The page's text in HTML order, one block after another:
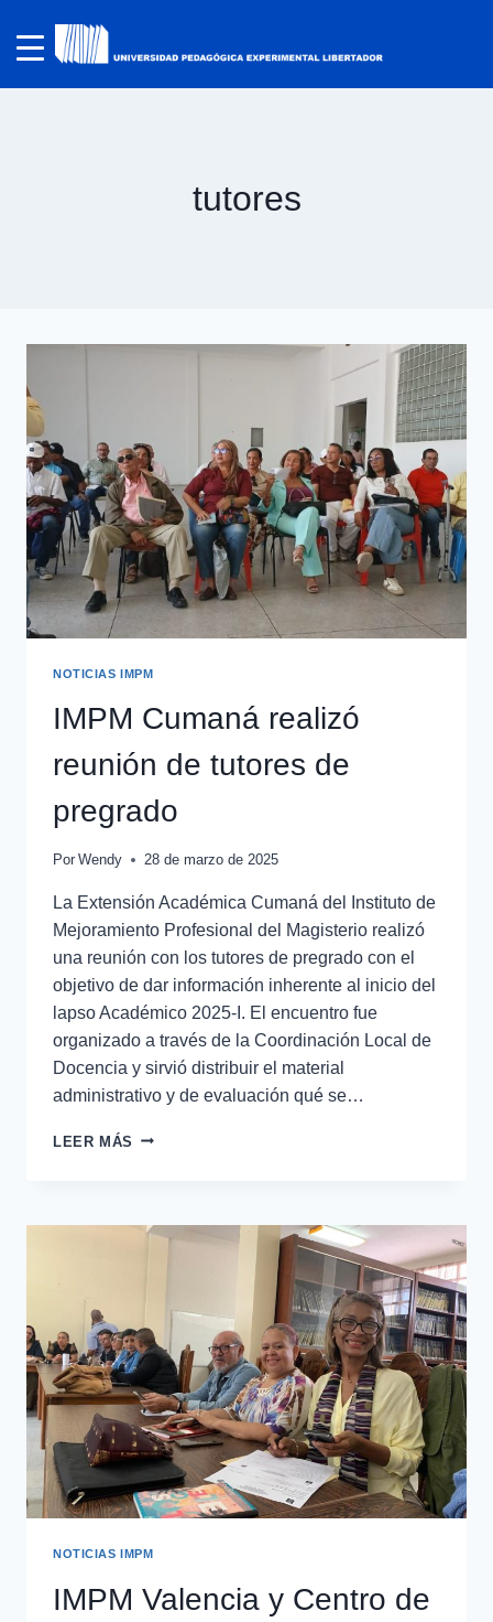
tutores
NOTICIAS IMPM
IMPM Cumaná realizó
reunión de tutores de
pregrado
Por Wendy 28 de marzo de 2025
La Extensión Académica Cumaná del Instituto de
Mejoramiento Profesional del Magisterio realizó
una reunión con los tutores de pregrado con el
objetivo de dar información inherente al inicio del
lapso Académico 2025-I. El encuentro fue
organizado a través de la Coordinación Local de
Docencia y sirvió distribuir el material
administrativo y de evaluación qué se…
LEER MÁS
NOTICIAS IMPM
IMPM Valencia y Centro de